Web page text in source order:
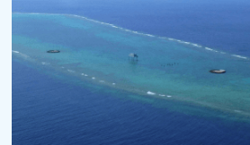
2024年03月08日
スペシャルインタビューに新たに
（JAMSTEC 山北様）
2024年03月06日
キッズページに「国境離島ショー
た！